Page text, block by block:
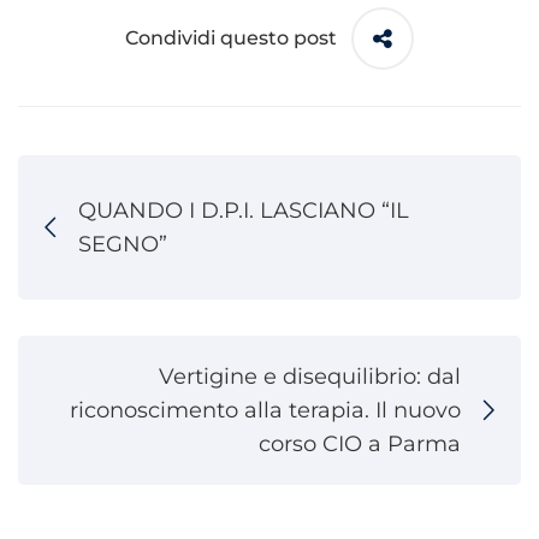
Condividi questo post
QUANDO I D.P.I. LASCIANO “IL
SEGNO”
Vertigine e disequilibrio: dal
riconoscimento alla terapia. Il nuovo
corso CIO a Parma